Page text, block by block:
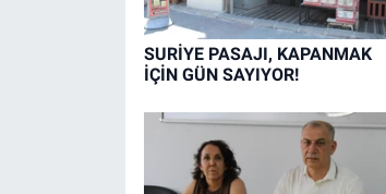
SURİYE PASAJI, KAPANMAK
İÇİN GÜN SAYIYOR!